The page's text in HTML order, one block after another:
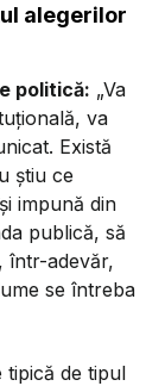
alegerilor
politică: „Va
va
Există
știu ce
impună din
publică, să
într-adevăr,
se întreba
tipică de tipul